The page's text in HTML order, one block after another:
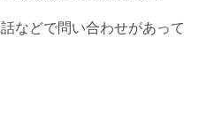
などで問い合わせがあって